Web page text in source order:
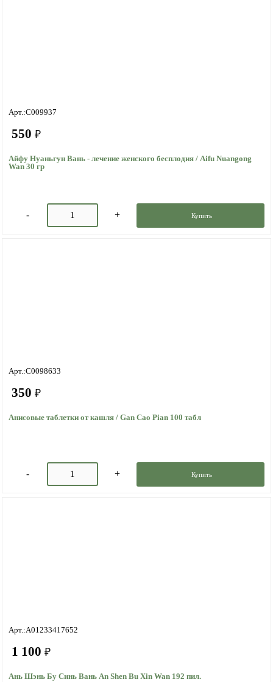
Арт.:C009937
550 ₽
Айфу Нуаньгун Вань - лечение женского бесплодия / Aifu Nuangong
Wan 30 гр
Купить
Арт.:C0098633
350 ₽
Анисовые таблетки от кашля / Gan Cao Pian 100 табл
Купить
Арт.:A01233417652
1 100 ₽
Ань Шэнь Бу Синь Вань An Shen Bu Xin Wan 192 пил.